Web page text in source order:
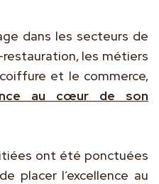
dans les secteurs de
restauration, les métiers
et le commerce,
au cœur de son
ont été ponctuées
placer l’excellence au